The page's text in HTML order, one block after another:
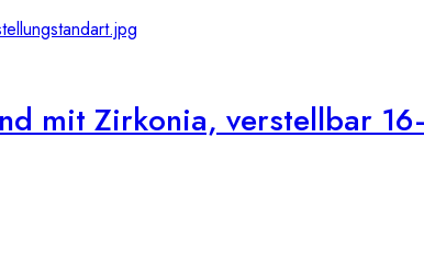
mit Zirkonia, verstellbar